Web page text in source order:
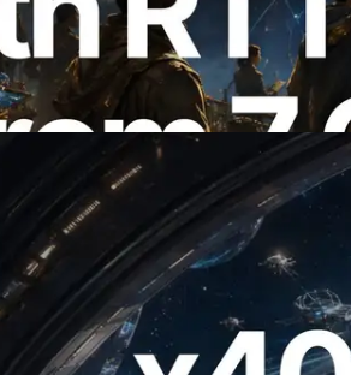
的 Ping 測量 —
API 同步上線